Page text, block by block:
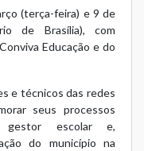
(terça-feira) e 9 de
de Brasília), com
Conviva Educação e do
e técnicos das redes
seus processos
escolar e,
do município na